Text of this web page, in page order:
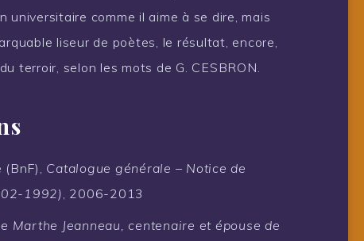
comme il aime à se dire, mais
liseur de poètes, le résultat, encore,
terroir, selon les mots de G. CESBRON.
Catalogue générale – Notice de
1992) , 2006-2013
Marthe Jeanneau, centenaire et épouse de